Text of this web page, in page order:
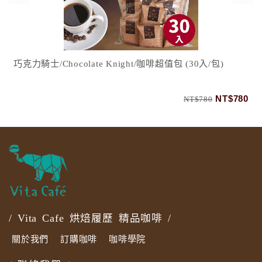
暮色森林/Twilight Forest/中深焙
NT$480 NT$260
/ Vita Cafe 烘焙履歷 精品咖啡 /
關於我們 訂購咖啡 咖啡學院